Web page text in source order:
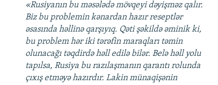
«Rusiyanın bu məsələdə mövqeyi dəyişməz qalır.
Biz bu problemin kənardan hazır reseptlər
əsasında həllinə qarşıyıq. Qəti şəkildə əminik ki,
bu problem hər iki tərəfin maraqları təmin
olunacağı təqdirdə həll edilə bilər. Belə həll yolu
tapılsa, Rusiya bu razılaşmanın qarantı rolunda
çıxış etməyə hazırdır. Lakin münaqişənin